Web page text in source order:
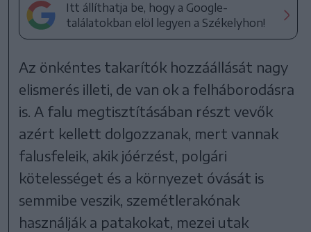
Itt állíthatja be, hogy a Google-
találatokban elöl legyen a Székelyhon!
Az önkéntes takarítók hozzáállását nagy
elismerés illeti, de van ok a felháborodásra
is. A falu megtisztításában részt vevők
azért kellett dolgozzanak, mert vannak
falusfeleik, akik jóérzést, polgári
kötelességet és a környezet óvását is
semmibe veszik, szemétlerakónak
használják a patakokat, mezei utak